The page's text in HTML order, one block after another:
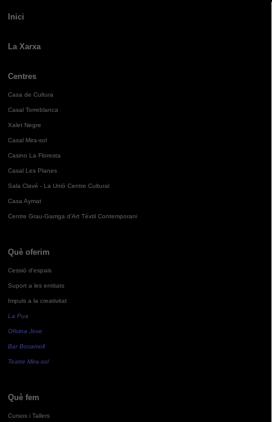
Inici
La Xarxa
Centres
Casa de Cultura
Casal Torreblanca
Xalet Negre
Casal Mira-sol
Casino La Floresta
Casal Les Planes
Sala Clavé - La Unió Centre Cultural
Casa Aymat
Centre Grau-Garriga d'Art Tèxtil Contemporani
Què oferim
Cessió d'espais
Suport a les entitats
Impuls a la creativitat
La Pua
Oficina Jove
Bar Bocamoll
Teatre Mira-sol
Què fem
Cursos i Tallers